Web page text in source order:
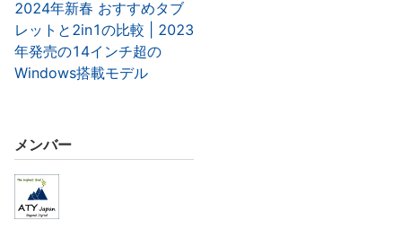
2024年新春 おすすめタブ
レットと2in1の比較 | 2023
年発売の14インチ超の
Windows搭載モデル
メンバー